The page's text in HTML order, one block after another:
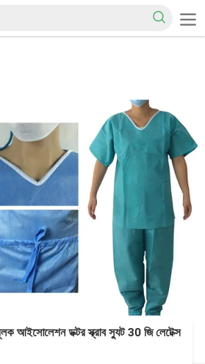
আইসোলেশন ডক্টর স্ক্রাব স্যুট 30 জি লেটেক্স